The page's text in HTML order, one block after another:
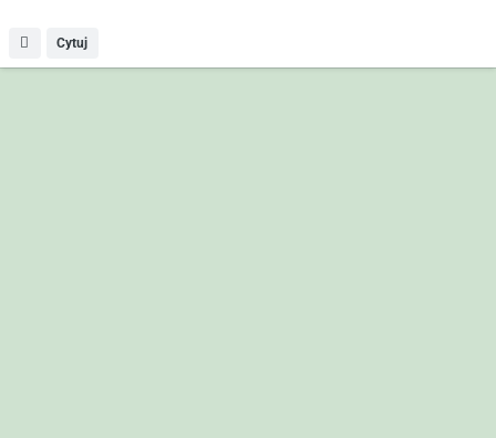
Cytuj